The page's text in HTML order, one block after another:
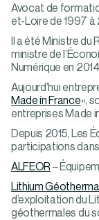
Avocat de
et-Loire de 1997 à
Il a été Ministre du
ministre de
Numérique en
Aujourd’hui
Made in France»,
entreprises Made
Depuis 2015, Les
participations
ALFEOR–
Lithium
d’exploitation du
géothermales du